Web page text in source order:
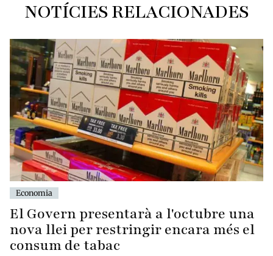
NOTÍCIES RELACIONADES
Economia
El Govern presentarà a l'octubre una
nova llei per restringir encara més el
consum de tabac